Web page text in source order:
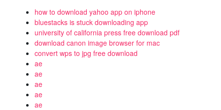
how to download yahoo app on iphone
bluestacks is stuck downloading app
university of california press free download pdf
download canon image browser for mac
convert wps to jpg free download
ae
ae
ae
ae
ae